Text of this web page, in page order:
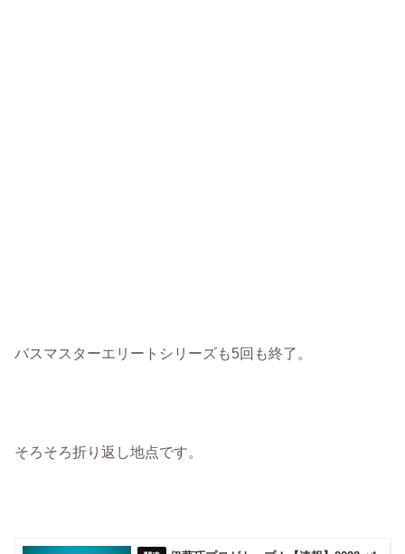
バスマスターエリートシリーズも5回も終了。
そろそろ折り返し地点です。